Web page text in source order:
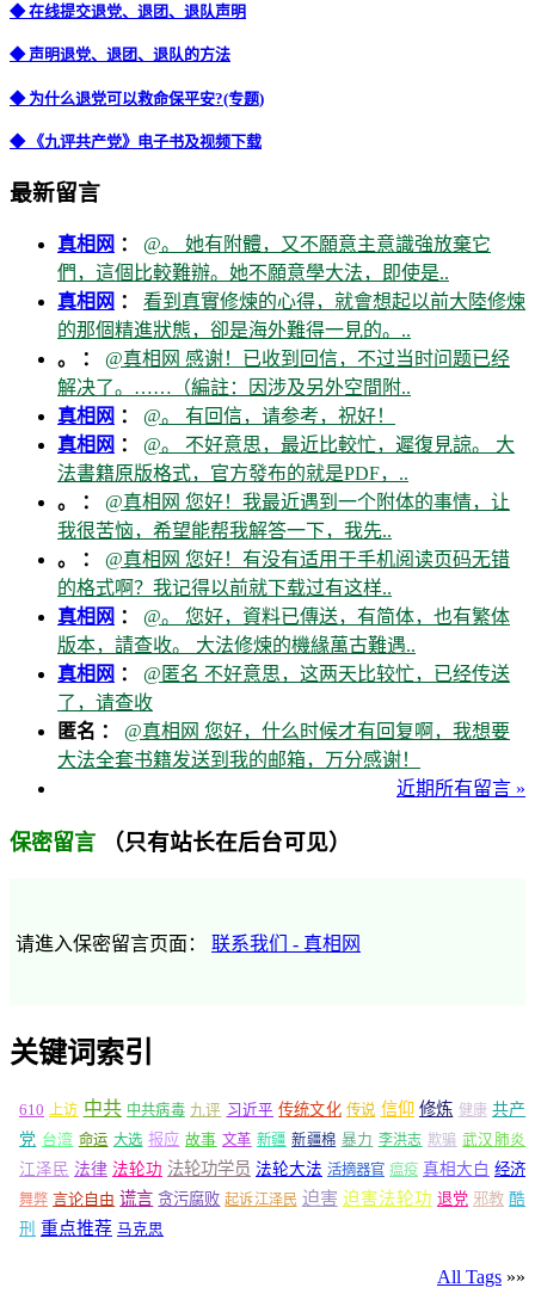
◆ 在线提交退党、退团、退队声明
◆ 声明退党、退团、退队的方法
◆ 为什么退党可以救命保平安?(专题)
◆ 《九评共产党》电子书及视频下载
最新留言
真相网 ： @。 她有附體，又不願意主意識強放棄它
們，這個比較難辦。她不願意學大法，即使是..
真相网 ： 看到真實修煉的心得，就會想起以前大陸修煉
的那個精進狀態，卻是海外難得一見的。..
。 ： @真相网 感谢！已收到回信，不过当时问题已经
解决了。……（編註：因涉及另外空間附..
真相网 ： @。 有回信，请参考，祝好！
真相网 ： @。 不好意思，最近比較忙，遲復見諒。 大
法書籍原版格式，官方發布的就是PDF，..
。 ： @真相网 您好！我最近遇到一个附体的事情，让
我很苦恼，希望能帮我解答一下，我先..
。 ： @真相网 您好！有没有适用于手机阅读页码无错
的格式啊？我记得以前就下载过有这样..
真相网 ： @。 您好，資料已傳送，有简体，也有繁体
版本，請查收。 大法修煉的機緣萬古難遇..
真相网 ： @匿名 不好意思，这两天比较忙，已经传送
了，请查收
匿名 ： @真相网 您好，什么时候才有回复啊，我想要
大法全套书籍发送到我的邮箱，万分感谢！
近期所有留言 »
保密留言 （只有站长在后台可见）
请進入保密留言页面： 联系我们 - 真相网
关键词索引
610 上访 中共 中共病毒 九评 习近平 传统文化 传说 信仰 修炼 健康 共产
党 台湾 命运 大选 报应 故事 文革 新疆 新疆棉 暴力 李洪志 欺骗 武汉肺炎
江泽民 法律 法轮功 法轮功学员 法轮大法 活摘器官 瘟疫 真相大白 经济
舞弊 言论自由 谎言 贪污腐败 起诉江泽民 迫害 迫害法轮功 退党 邪教 酷
刑 重点推荐 马克思
All Tags »»